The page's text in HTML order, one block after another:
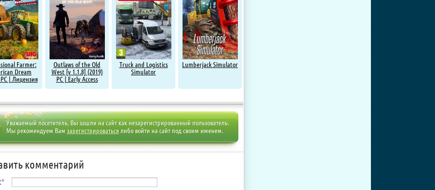
Farmer:
Dream
| Лицензия
Outlaws of the Old
West [v 1.1.8] (2019)
PC | Early Access
Truck and Logistics
Simulator
Lumberjack Simulator
Уважаемый посетитель, Вы зашли на сайт как незарегистрированный пользователь.
Мы рекомендуем Вам зарегистрироватьсялибо войти на сайт под своим именем.
комментарий
*